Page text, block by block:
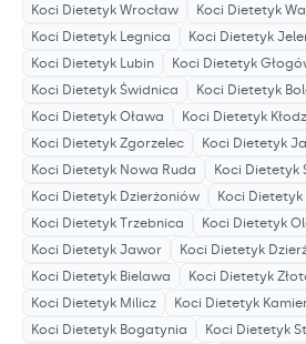
Koci Dietetyk Wrocław Koci Dietetyk
Koci Dietetyk Legnica Koci Dietetyk
Koci Dietetyk Lubin Koci Dietetyk
Koci Dietetyk Świdnica Koci Dietetyk
Koci Dietetyk Oława Koci Dietetyk
Koci Dietetyk Zgorzelec Koci Dietetyk
Koci Dietetyk Nowa Ruda Koci Dietetyk
Koci Dietetyk Dzierżoniów Koci Dietetyk
Koci Dietetyk Trzebnica Koci Dietetyk
Koci Dietetyk Jawor Koci Dietetyk
Koci Dietetyk Bielawa Koci Dietetyk
Koci Dietetyk Milicz Koci Dietetyk
Koci Dietetyk Bogatynia Koci Dietetyk